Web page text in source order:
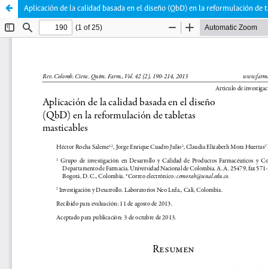
Aplicación de la calidad basada en el diseño (QbD) en la reformulación de